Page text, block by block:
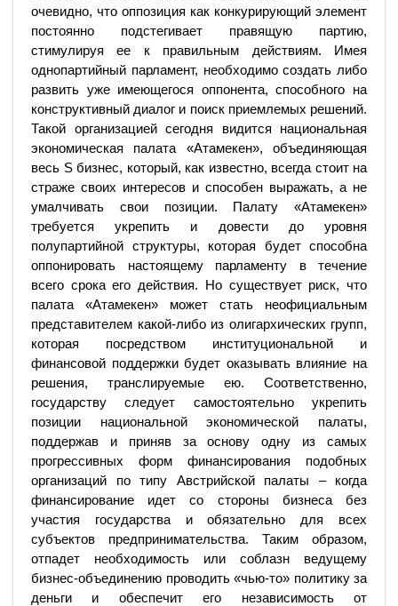
очевидно, что оппозиция как конкурирующий элемент
постоянно подстегивает правящую партию,
стимулируя ее к правильным действиям. Имея
однопартийный парламент, необходимо создать либо
развить уже имеющегося оппонента, способного на
конструктивный диалог и поиск приемлемых решений.
Такой организацией сегодня видится национальная
экономическая палата «Атамекен», объединяющая
весь S бизнес, который, как известно, всегда стоит на
страже своих интересов и способен выражать, а не
умалчивать свои позиции. Палату «Атамекен»
требуется укрепить и довести до уровня
полупартийной структуры, которая будет способна
оппонировать настоящему парламенту в течение
всего срока его действия. Но существует риск, что
палата «Атамекен» может стать неофициальным
представителем какой-либо из олигархических групп,
которая посредством институциональной и
финансовой поддержки будет оказывать влияние на
решения, транслируемые ею. Соответственно,
государству следует самостоятельно укрепить
позиции национальной экономической палаты,
поддержав и приняв за основу одну из самых
прогрессивных форм финансирования подобных
организаций по типу Австрийской палаты – когда
финансирование идет со стороны бизнеса без
участия государства и обязательно для всех
субъектов предпринимательства. Таким образом,
отпадет необходимость или соблазн ведущему
бизнес-объединению проводить «чью-то» политику за
деньги и обеспечит его независимость от